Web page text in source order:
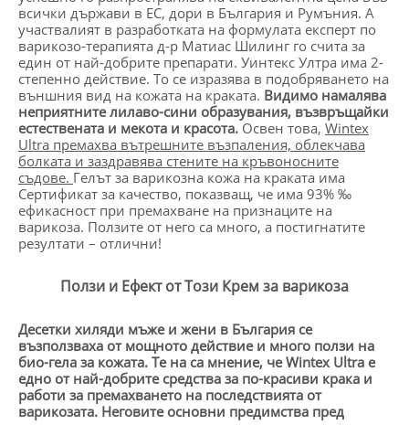
всички държави в ЕС, дори в България и Румъния. А
участвалият в разработката на формулата експерт по
варикозо-терапията д-р Матиас Шилинг го счита за
един от най-добрите препарати. Уинтекс Ултра има 2-
степенно действие. То се изразява в подобряването на
външния вид на кожата на краката. Видимо намалява
неприятните лилаво-сини образувания, възвръщайки
естествената и мекота и красота. Освен това, Wintex
Ultra премахва вътрешните възпаления, облекчава
болката и заздравява стените на кръвоносните
съдове. Гелът за варикозна кожа на краката има
Сертификат за качество, показващ, че има 93% ‰
ефикасност при премахване на признаците на
варикоза. Ползите от него са много, а постигнатите
резултати – отлични!
Ползи и Ефект от Този Крем за варикоза
Десетки хиляди мъже и жени в България се
възползваха от мощното действие и много ползи на
био-гела за кожата. Те на са мнение, чеWintex Ultra е
едно от най-добрите средства за по-красиви крака и
работи за премахването на последствията от
варикозата. Неговите основни предимства пред